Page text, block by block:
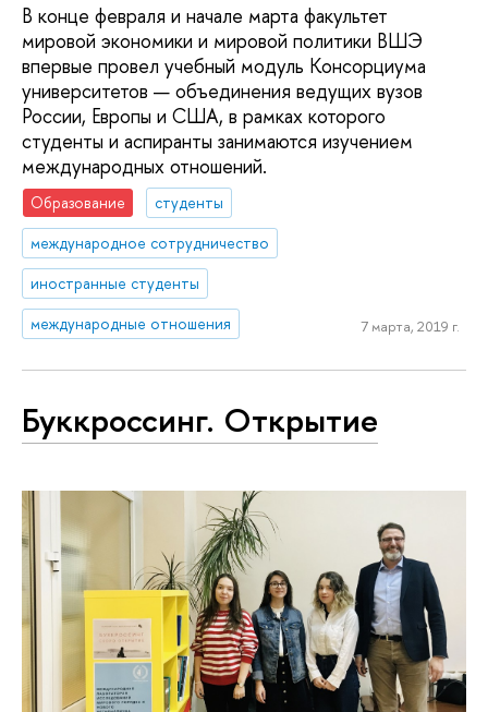
В конце февраля и начале марта факультет
мировой экономики и мировой политики ВШЭ
впервые провел учебный модуль Консорциума
университетов — объединения ведущих вузов
России, Европы и США, в рамках которого
студенты и аспиранты занимаются изучением
международных отношений.
Образование
студенты
международное сотрудничество
иностранные студенты
международные отношения
7 марта, 2019 г.
Буккроссинг. Открытие